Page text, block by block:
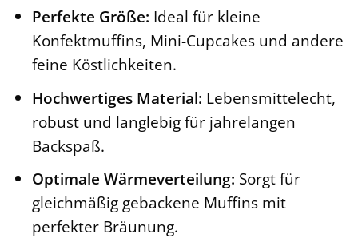
Perfekte Größe: Ideal für kleine
Konfektmuffins, Mini-Cupcakes und andere
feine Köstlichkeiten.
Hochwertiges Material: Lebensmittelecht,
robust und langlebig für jahrelangen
Backspaß.
Optimale Wärmeverteilung: Sorgt für
gleichmäßig gebackene Muffins mit
perfekter Bräunung.